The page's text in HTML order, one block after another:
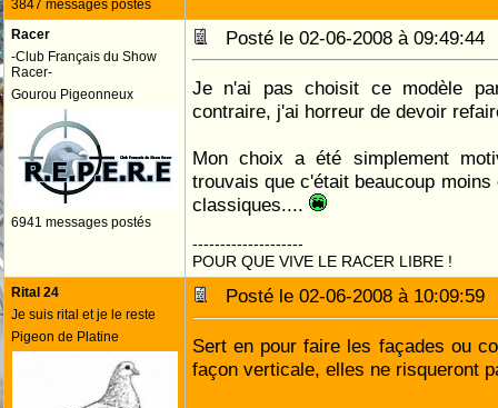
3847 messages postés
Racer
-Club Français du Show
Racer-
Gourou Pigeonneux
6941 messages postés
Posté le 02-06-2008 à
Je n'ai pas choisit ce modèle
contraire, j'ai horreur de devoir
Mon choix a été simplement
trouvais que c'était beaucoup
classiques....
--------------------
POUR QUE VIVE LE RACER LIBRE !
Rital 24
Je suis rital et je le reste
Pigeon de Platine
Posté le 02-06-2008 à
Sert en pour faire les façades ou
façon verticale, elles ne risqueront